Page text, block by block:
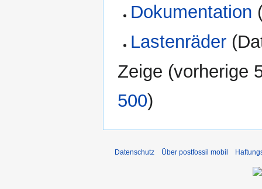
Dokumentation
Lastenräder
Zeige (vorherige
500)
Datenschutz Über postfossil mobil